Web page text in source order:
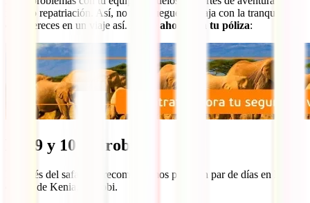
incluso repatriación. Así, no te la juegues y viaja con la tranquilidad
que mereces en un viaje así.
Hazte ahora con tu póliza:
Día 9 y 10 Nairobi
Después del safari, os recomendamos pasar un par de días en la
capital de Kenia, Nairobi.